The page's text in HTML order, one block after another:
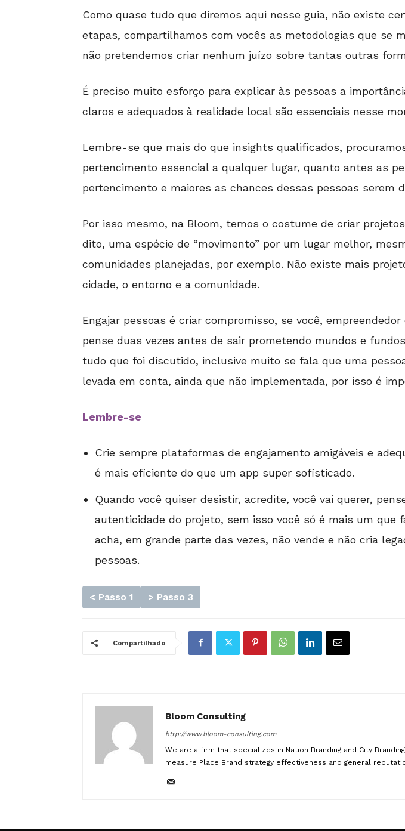
Como quase tudo que diremos aqui nesse guia, não existe
etapas, compartilhamos com vocês as metodologias que se
não pretendemos criar nenhum juízo sobre tantas outras
É preciso muito esforço para explicar às pessoas a
claros e adequados à realidade local são essenciais nesse
Lembre-se que mais do que insights qualificados,
pertencimento essencial a qualquer lugar, quanto antes as
pertencimento e maiores as chances dessas pessoas serem
Por isso mesmo, na Bloom, temos o costume de criar
dito, uma espécie de “movimento” por um lugar melhor,
comunidades planejadas, por exemplo. Não existe mais
cidade, o entorno e a comunidade.
Engajar pessoas é criar compromisso, se você,
pense duas vezes antes de sair prometendo mundos e
tudo que foi discutido, inclusive muito se fala que uma
levada em conta, ainda que não implementada, por isso é
Lembre-se
Crie sempre plataformas de engajamento amigáveis e
é mais eficiente do que um app super sofisticado.
Quando você quiser desistir, acredite, você vai querer,
autenticidade do projeto, sem isso você só é mais um que
acha, em grande parte das vezes, não vende e não cria
pessoas.
< Passo 1 > Passo 3
Compartilhado
Bloom Consulting
http://www.bloom-consulting.com
We are a firm that specializes in Nation Branding and City
measure Place Brand strategy effectiveness and general